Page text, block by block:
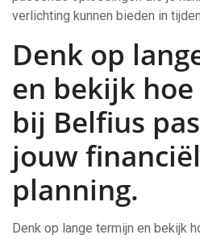
verlichting kunnen bieden in
Denk op
en bekijk
bij Belfius
jouw
planning.
Denk op lange termijn en bekijk